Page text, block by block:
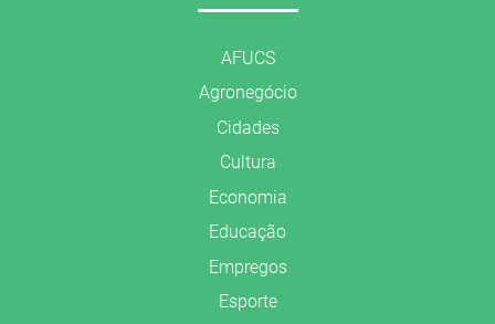
AFUCS
Agronegócio
Cidades
Cultura
Economia
Educação
Empregos
Esporte